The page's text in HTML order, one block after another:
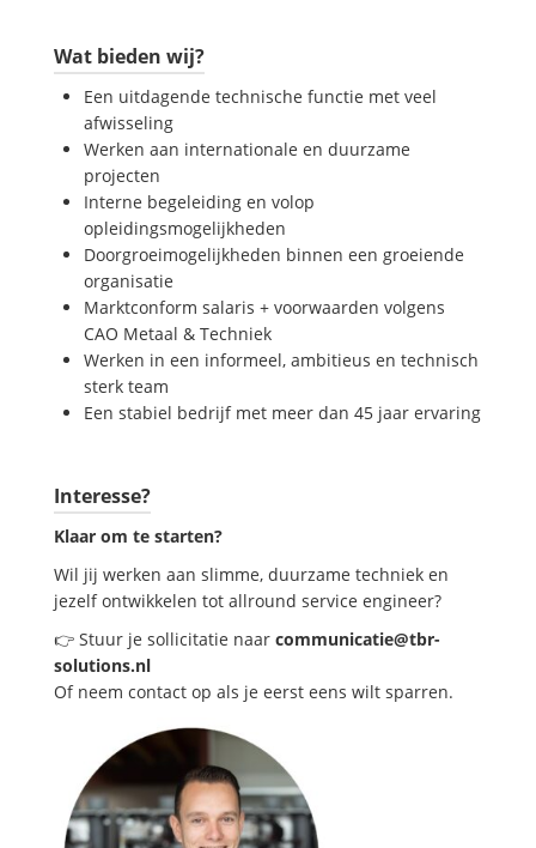
Wat bieden wij?
Een uitdagende technische functie met veel
afwisseling
Werken aan internationale en duurzame
projecten
Interne begeleiding en volop
opleidingsmogelijkheden
Doorgroeimogelijkheden binnen een groeiende
organisatie
Marktconform salaris + voorwaarden volgens
CAO Metaal & Techniek
Werken in een informeel, ambitieus en technisch
sterk team
Een stabiel bedrijf met meer dan 45 jaar ervaring
Interesse?
Klaar om te starten?
Wil jij werken aan slimme, duurzame techniek en
jezelf ontwikkelen tot allround service engineer?
👉 Stuur je sollicitatie naar communicatie@tbr-
solutions.nl
Of neem contact op als je eerst eens wilt sparren.